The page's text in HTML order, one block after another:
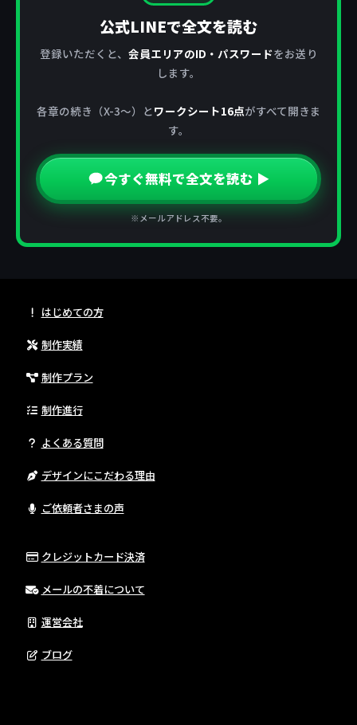
公式LINEで全文を読む
登録いただくと、 会員エリアのID・パスワードをお送り
します。
各章の続き（X-3〜）とワークシート16点がすべて開きま
す。
今すぐ無料で全文を読む ▶
※メールアドレス不要。
はじめての方
制作実績
制作プラン
制作進行
よくある質問
デザインにこだわる理由
ご依頼者さまの声
クレジットカード決済
メールの不着について
運営会社
ブログ